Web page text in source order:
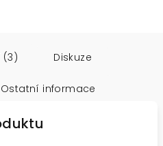
(3) Diskuze
Ostatní informace